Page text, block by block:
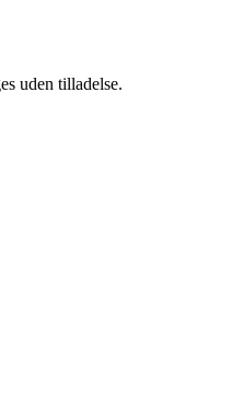
uden tilladelse.